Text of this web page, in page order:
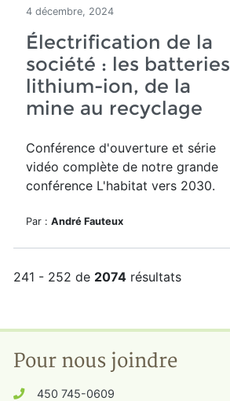
4 décembre, 2024
Électrification de la
société : les batteries
lithium-ion, de la
mine au recyclage
Conférence d'ouverture et série
vidéo complète de notre grande
conférence L'habitat vers 2030.
Par : André Fauteux
241 - 252 de 2074 résultats
Pour nous joindre
450 745-0609